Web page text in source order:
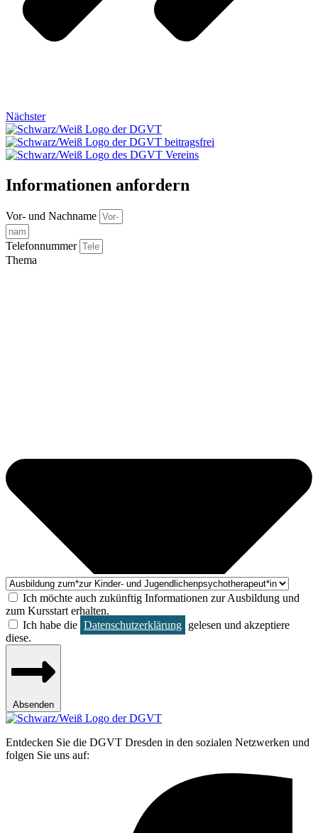
Nächster
Informationen anfordern
Vor- und Nachname
Telefonnummer
Thema
Ich möchte auch zukünftig Informationen zur Ausbildung und
zum Kursstart erhalten.
Ich habe die Datenschutzerklärung gelesen und akzeptiere
diese.
Absenden
Entdecken Sie die DGVT Dresden in den sozialen Netzwerken und
folgen Sie uns auf: